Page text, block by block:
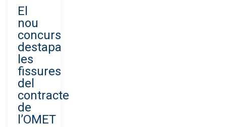
El
nou
concurs
destapa
les
fissures
del
contracte
de
l’OMET